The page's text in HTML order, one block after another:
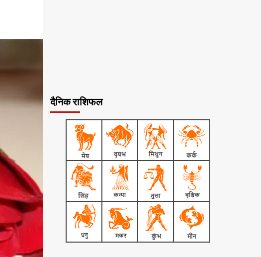
दैनिक राशिफल